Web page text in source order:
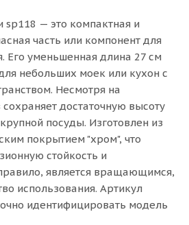
sp118 — это компактная и
часть или компонент для
Его уменьшенная длина 27 см
небольших моек или кухон с
Несмотря на
достаточную высоту
посуды. Изготовлен из
покрытием "хром", что
стойкость и
является вращающимся,
использования. Артикул
идентифицировать модель